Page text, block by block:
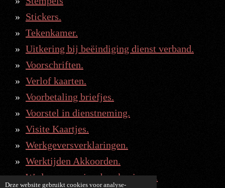
Deze website gebruikt cookies voor analyse-
Stickers.
Tekenkamer.
Uitkering bij beëindiging dienst verband.
Voorschriften.
Verlof kaarten.
Voorbetaling briefjes.
Voorstel in dienstneming.
Visite Kaartjes.
Werkgeversverklaringen.
Werktijden Akkoorden.
Wederaanpassingsberekeningen.